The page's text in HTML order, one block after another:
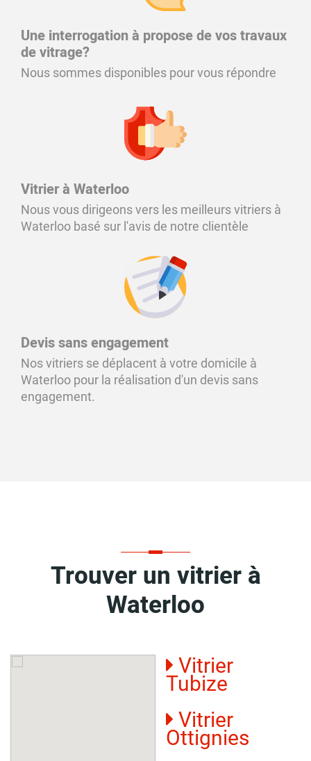
Une interrogation à propose de vos travaux
de vitrage?
Nous sommes disponibles pour vous répondre
Vitrier à Waterloo
Nous vous dirigeons vers les meilleurs vitriers à
Waterloo basé sur l'avis de notre clientèle
Devis sans engagement
Nos vitriers se déplacent à votre domicile à
Waterloo pour la réalisation d'un devis sans
engagement.
Trouver un vitrier à
Waterloo
Vitrier
Tubize
Vitrier
Ottignies